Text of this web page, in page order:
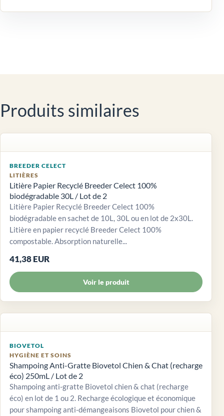
Produits similaires
BREEDER CELECT
LITIÈRES
Litière Papier Recyclé Breeder Celect 100%
biodégradable 30L / Lot de 2
Litière Papier Recyclé Breeder Celect 100%
biodégradable en sachet de 10L, 30L ou en lot de 2x30L.
Litière en papier recyclé Breeder Celect 100%
compostable. Absorption naturelle...
41,38 EUR
Voir le produit
BIOVETOL
HYGIÈNE ET SOINS
Shampoing Anti-Gratte Biovetol Chien & Chat (recharge
éco) 250mL / Lot de 2
Shampoing anti-gratte Biovetol chien & chat (recharge
éco) en lot de 1 ou 2. Recharge écologique et économique
pour shampoing anti-démangeaisons Biovetol pour chien &